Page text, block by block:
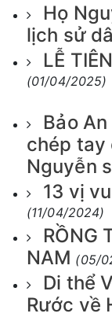
Họ
lịch sử
LỄ
(01/04/2025)
Bảo
chép tay
Nguyễn
13 vị
(11/04/2024)
RỒNG
NAM (05/
Di thể
Rước về